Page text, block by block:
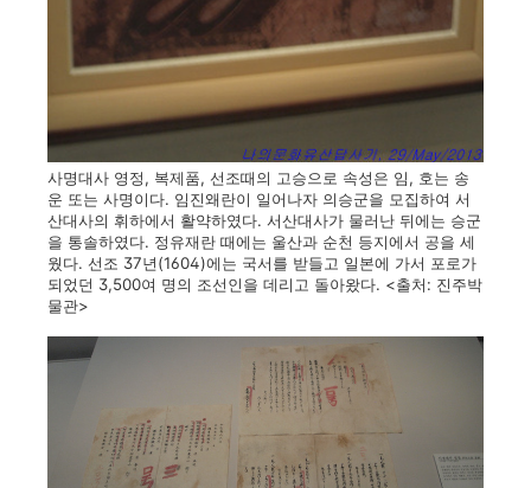
사명대사 영정, 복제품, 선조때의 고승으로 속성은 임, 호는 송
운 또는 사명이다. 임진왜란이 일어나자 의승군을 모집하여 서
산대사의 휘하에서 활약하였다. 서산대사가 물러난 뒤에는 승군
을 통솔하였다. 정유재란 때에는 울산과 순천 등지에서 공을 세
웠다. 선조 37년(1604)에는 국서를 받들고 일본에 가서 포로가
되었던 3,500여 명의 조선인을 데리고 돌아왔다. <출처: 진주박
물관>